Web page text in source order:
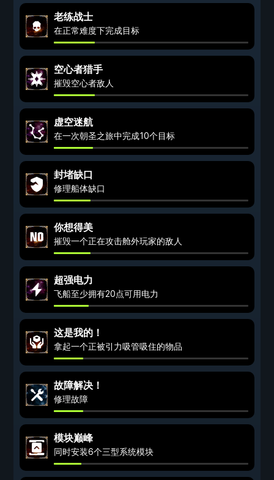
老练战士
在正常难度下完成目标
空心者猎手
摧毁空心者敌人
虚空迷航
在一次朝圣之旅中完成10个目标
封堵缺口
修理船体缺口
你想得美
摧毁一个正在攻击舱外玩家的敌人
超强电力
飞船至少拥有20点可用电力
这是我的！
拿起一个正被引力吸管吸住的物品
故障解决！
修理故障
模块巅峰
同时安装6个三型系统模块